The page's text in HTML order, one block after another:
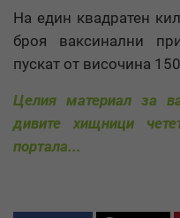
На един квадратен
броя ваксинални
пускат от височина
Целия материал за
дивите хищници
портала...